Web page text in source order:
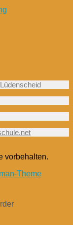
vorbehalten.
Theme